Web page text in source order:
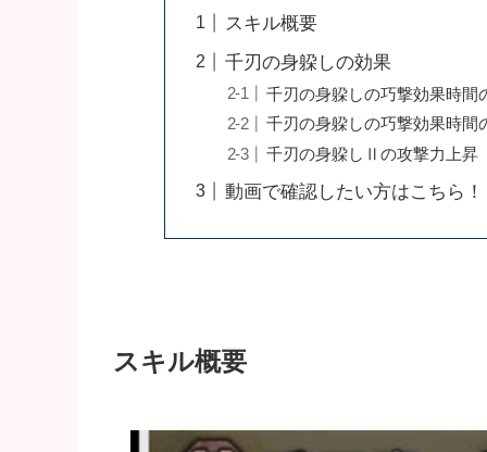
スキル概要
千刃の身躱しの効果
千刃の身躱しの巧撃効果時間
千刃の身躱しの巧撃効果時間
千刃の身躱しⅡの攻撃力上昇
動画で確認したい方はこちら
スキル概要